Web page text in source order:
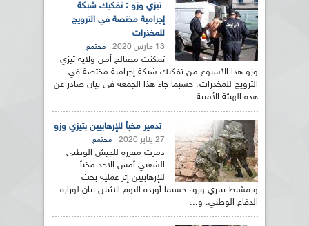
تيزي وزو : تفكيك شبكة
إجرامية مختصة في الترويج
للمخذرات
13 مارس 2020 مجتمع
تمكنت مصالح أمن ولاية تيزي
وزو هذا الأسبوع من تفكيك شبكة إجرامية مختصة في
الترويج للمخدرات، حسبما جاء هذا الجمعة في بيان صادر عن
هذه الهيئة الأمنية....
تدمير مخبأ للإرهابيين بتيزي وزو
27 يناير 2020 مجتمع
دمرت مفرزة للجيش الوطني
الشعبي أمس الاحد مخبأ
للإرهابيين إثر عملية بحث
وتمشيط بتيزي وزو، حسبما أورده اليوم الاثنين بيان لوزارة
الدفاع الوطني. و...